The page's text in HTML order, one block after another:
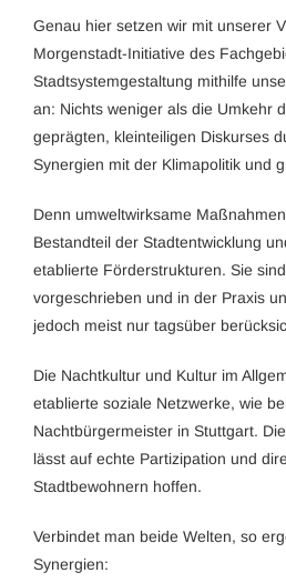
Genau hier setzen wir mit unserer
Morgenstadt-Initiative des
Stadtsystemgestaltung mithilfe
an: Nichts weniger als die Umkehr
geprägten, kleinteiligen Diskurses
Synergien mit der Klimapolitik und
Denn umweltwirksame
Bestandteil der Stadtentwicklung
etablierte Förderstrukturen. Sie
vorgeschrieben und in der Praxis
jedoch meist nur tagsüber
Die Nachtkultur und Kultur im
etablierte soziale Netzwerke, wie
Nachtbürgermeister in Stuttgart.
lässt auf echte Partizipation und
Stadtbewohnern hoffen.
Verbindet man beide Welten, so
Synergien: